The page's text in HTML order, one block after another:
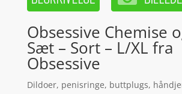
Obsessive Chemise
Sæt – Sort – L/XL fra
Obsessive
Dildoer, penisringe, buttplugs,